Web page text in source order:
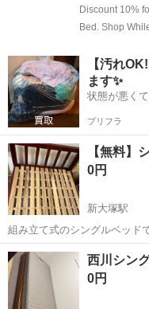
【汚れ
ます✨
状態が悪く
プリフラ
【無料】
0円
新大塚駅
組み立て式のシングルベッド
げがあります。
東京 文京区 新大塚駅
西川シン
0円